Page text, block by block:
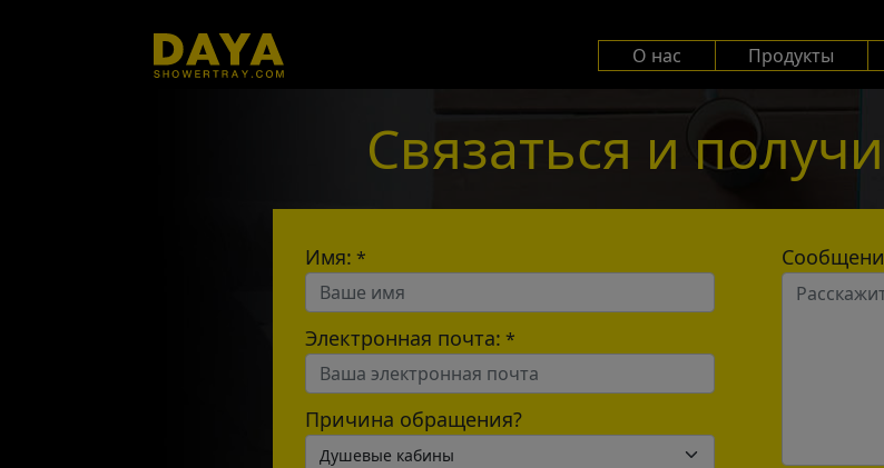
О нас Продукты
Связаться и
Имя: *
Электронная почта: *
Причина обращения?